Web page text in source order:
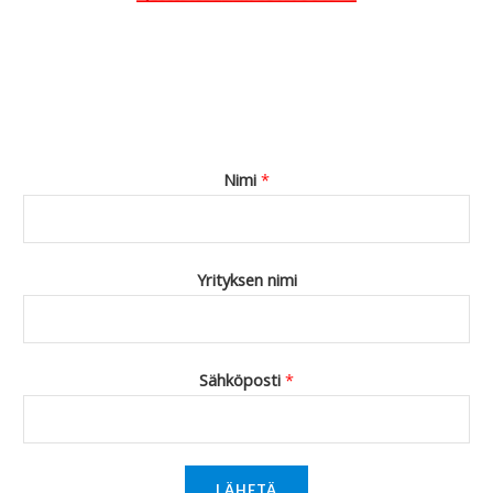
Nimi *
Yrityksen nimi
Sähköposti *
LÄHETÄ